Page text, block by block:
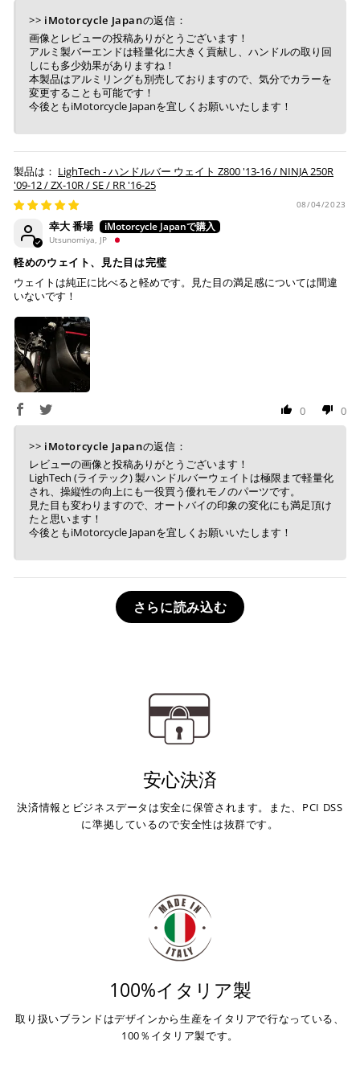
>> iMotorcycle Japanの返信：
画像とレビューの投稿ありがとうございます！
アルミ製バーエンドは軽量化に大きく貢献し、ハンドルの取り回
しにも多少効果がありますね！
本製品はアルミリングも別売しておりますので、気分でカラーを
変更することも可能です！
今後ともiMotorcycle Japanを宜しくお願いいたします！
LighTech - ハンドルバー ウェイト Z800 '13-16 / NINJA 250R
'09-12 / ZX-10R / SE / RR '16-25
08/04/2023
幸大 番場
Utsunomiya, JP
軽めのウェイト、見た目は完璧
ウェイトは純正に比べると軽めです。見た目の満足感については間違
いないです！
0 0
>> iMotorcycle Japanの返信：
レビューの画像と投稿ありがとうございます！
LighTech (ライテック) 製ハンドルバーウェイトは極限まで軽量化
され、操縦性の向上にも一役買う優れモノのパーツです。
見た目も変わりますので、オートバイの印象の変化にも満足頂け
たと思います！
今後ともiMotorcycle Japanを宜しくお願いいたします！
さらに読み込む
安心決済
決済情報とビジネスデータは安全に保管されます。また、PCI DSS
に準拠しているので安全性は抜群です。
100%イタリア製
取り扱いブランドはデザインから生産をイタリアで行なっている、
100％イタリア製です。